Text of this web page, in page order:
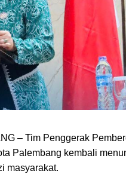
– Tim Penggerak
Palembang kembali
masyarakat.